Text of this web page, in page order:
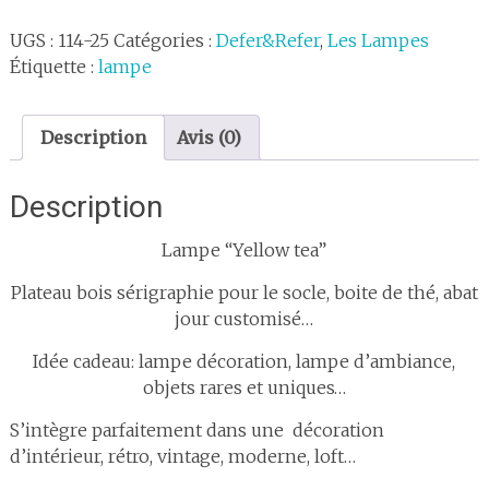
"
yellow
UGS : 114-25 Catégories : Defer&Refer, Les Lampes
Étiquette : lampe
Description Avis (0)
Description
Lampe “Yellow tea”
Plateau bois sérigraphie pour le socle, boite de thé, abat
jour customisé…
Idée cadeau: lampe décoration, lampe d’ambiance,
objets rares et uniques…
S’intègre parfaitement dans une décoration
d’intérieur, rétro, vintage, moderne, loft…